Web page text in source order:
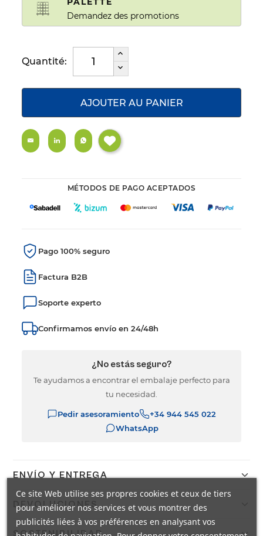
Demandez des promotions
Quantité:
AJOUTER AU PANIER
MÉTODOS DE PAGO ACEPTADOS
Pago 100% seguro
Factura B2B
Soporte experto
Confirmamos envío en 24/48h
¿No estás seguro?
Te ayudamos a encontrar el embalaje perfecto para
tu necesidad.
Pedir asesoramiento
+34 944 545 022
WhatsApp
ENVÍO Y ENTREGA
Confirmamos el envío en 24/48h a España peninsular con
DHL. Portes gratis a pie de calle mediante agencia TSB.
Envíos internacionales en 9 días laborables.
DEVOLUCIONES
Dispones de 14 días naturales para devolver tu pedido. El
SOSTENIBILIDAD
Ce site Web utilise ses propres cookies et ceux de tiers
pour améliorer nos services et vous montrer des
publicités liées à vos préférences en analysant vos